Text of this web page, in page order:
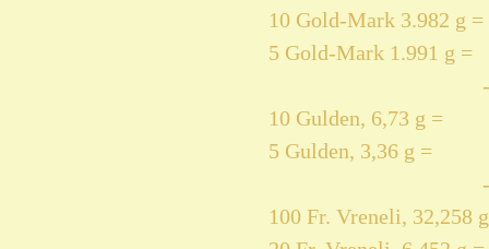
10 Gold-Mark 3.982 g =
5 Gold-Mark 1.991 g =
10 Gulden, 6,73 g =
5 Gulden, 3,36 g =
100 Fr. Vreneli, 32,258